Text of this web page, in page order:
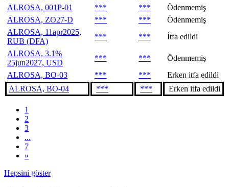
ALROSA, 001P-01
*** ***
Ödenmemiş
ALROSA, ZO27-D
*** ***
Ödenmemiş
ALROSA, 11apr2025,
RUB (DFA)
*** ***
İtfa edildi
ALROSA, 3.1%
25jun2027, USD
*** ***
Ödenmemiş
ALROSA, BO-03
*** ***
Erken itfa edildi
ALROSA, BO-04
*** *** Erken itfa edildi
1
2
3
...
7
»
Hepsini göster